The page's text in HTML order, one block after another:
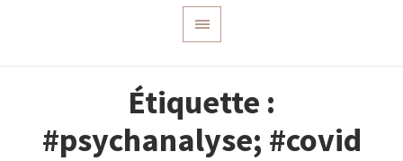
Étiquette :
#psychanalyse; #covid